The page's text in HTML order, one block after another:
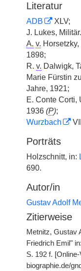
Literatur
ADB
XLV;
J. Lukes,
A. v.
1898;
R. v. Dalwigk,
Marie Fürstin
Jahre, 1921;
E. Conte Corti,
1936 (P);
Wurzbach
Porträts
Holzschnitt, in:
690.
Autor/in
Gustav Adolf
Zitierweise
Metnitz, Gustav
Friedrich Emil"
S. 192 f.
biographie.de/